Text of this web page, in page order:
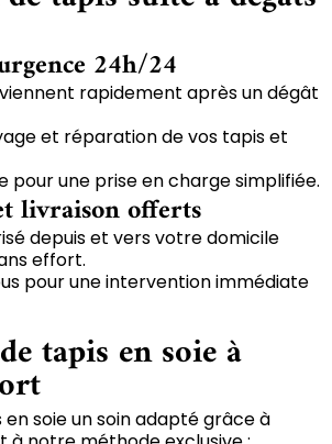
24h/24
rapidement après un dégât
et réparation de vos tapis et
pour une prise en charge simplifiée.
livraison offerts
depuis et vers votre domicile
effort.
pour une intervention immédiate
tapis en soie à
soie un soin adapté grâce à